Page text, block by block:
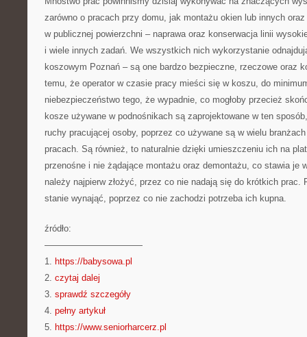
zarówno o pracach przy domu, jak montażu okien lub innych
w publicznej powierzchni – naprawa oraz konserwacja linii
i wiele innych zadań. We wszystkich nich wykorzystanie
koszowym Poznań – są one bardzo bezpieczne, rzeczowe oraz
temu, że operator w czasie pracy mieści się w koszu, do
niebezpieczeństwo tego, że wypadnie, co mogłoby przecież
kosze używane w podnośnikach są zaprojektowane w ten
ruchy pracującej osoby, poprzez co używane są w wielu
pracach. Są również, to naturalnie dzięki umieszczeniu ich na
przenośne i nie żądające montażu oraz demontażu, co stawia je
należy najpierw złożyć, przez co nie nadają się do krótkich prac.
stanie wynająć, poprzez co nie zachodzi potrzeba ich kupna.
źródło:
———————————
1. https://babysowa.pl
2. czytaj dalej
3. sprawdź szczegóły
4. pełny artykuł
5. https://www.seniorharcerz.pl